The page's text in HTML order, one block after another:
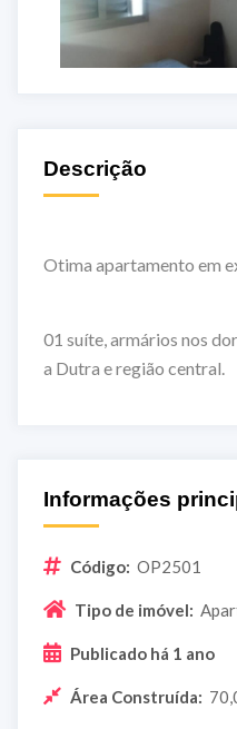
Descrição
Otima apartamento em
03
01 suíte, armários nos
a Dutra e região central.
Informações
Código: OP2501
Tipo de imóvel:
Publicado há 1 ano
Área Construída: